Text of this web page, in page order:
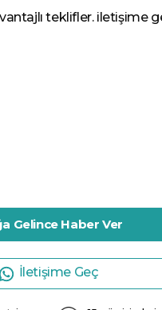
teklifler. iletişime
Gelince Haber Ver
İletişime Geç